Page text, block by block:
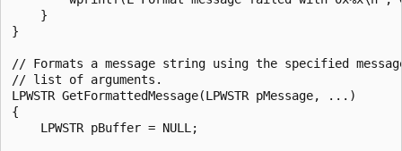
    }
}
// Formats a message string using the specified
// list of arguments.
LPWSTR GetFormattedMessage(LPWSTR pMessage, ...)
{
    LPWSTR pBuffer = NULL;